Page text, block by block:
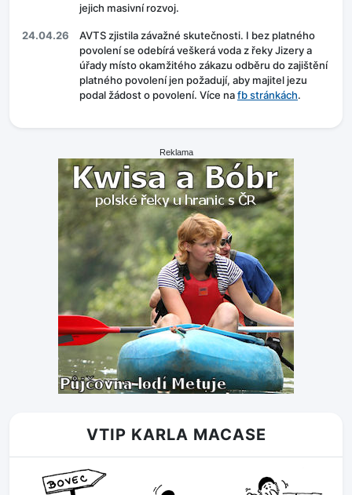
jejich masivní rozvoj.
24.04.26
AVTS zjistila závažné skutečnosti. I bez platného
povolení se odebírá veškerá voda z řeky Jizery a
úřady místo okamžitého zákazu odběru do zajištění
platného povolení jen požadují, aby majitel jezu
podal žádost o povolení. Více nafb stránkách.
Reklama
VTIP KARLA MACASE